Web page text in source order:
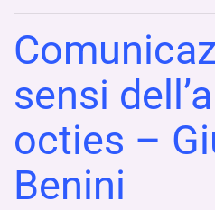
sensi
octies –
Benini